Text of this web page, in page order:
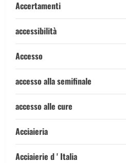
Accertamenti
accessibilità
Accesso
accesso alla semifinale
accesso alle cure
Acciaieria
Acciaierie d ' Italia